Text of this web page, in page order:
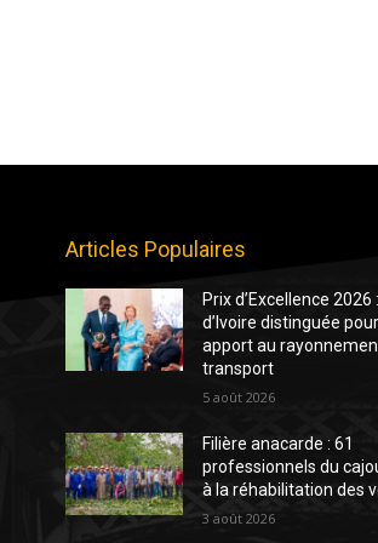
Articles Populaires
Prix d’Excellence 2026
d’Ivoire distinguée
apport au
transport
5 août 2026
Filière anacarde : 61
professionnels du
à la réhabilitation des
3 août 2026